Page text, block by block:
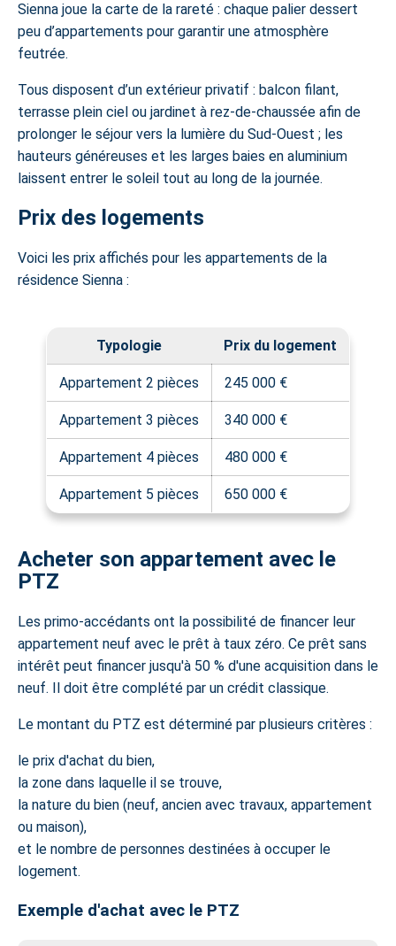
Sienna joue la carte de la rareté : chaque palier dessert
peu d’appartements pour garantir une atmosphère
feutrée.
Tous disposent d’un extérieur privatif : balcon filant,
terrasse plein ciel ou jardinet à rez-de-chaussée afin de
prolonger le séjour vers la lumière du Sud-Ouest ; les
hauteurs généreuses et les larges baies en aluminium
laissent entrer le soleil tout au long de la journée.
Prix des logements
Voici les prix affichés pour les appartements de la
résidence Sienna :
Typologie Prix du logement
Appartement 2 pièces 245 000 €
Appartement 3 pièces 340 000 €
Appartement 4 pièces 480 000 €
Appartement 5 pièces 650 000 €
Acheter son appartement avec le
PTZ
Les primo-accédants ont la possibilité de financer leur
appartement neuf avec le prêt à taux zéro. Ce prêt sans
intérêt peut financer jusqu'à 50 % d'une acquisition dans le
neuf. Il doit être complété par un crédit classique.
Le montant du PTZ est déterminé par plusieurs critères :
le prix d'achat du bien,
la zone dans laquelle il se trouve,
la nature du bien (neuf, ancien avec travaux, appartement
ou maison),
et le nombre de personnes destinées à occuper le
logement.
Exemple d'achat avec le PTZ